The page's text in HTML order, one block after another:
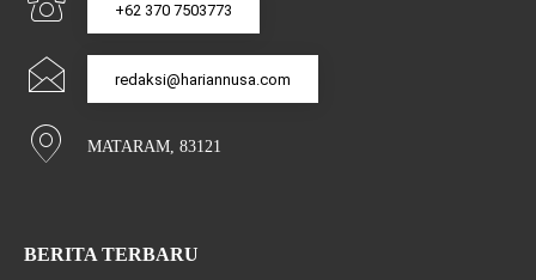
+62 370 7503773
redaksi@hariannusa.com
MATARAM, 83121
BERITA TERBARU